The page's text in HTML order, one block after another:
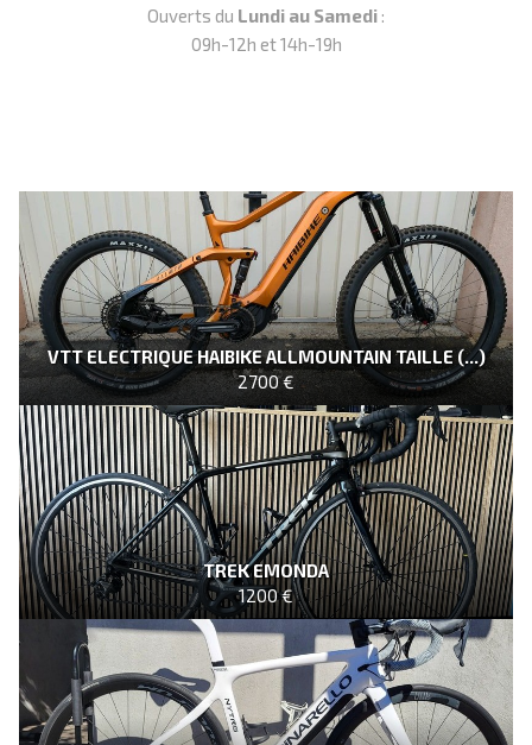
Ouverts du Lundi au Samedi :
09h-12h et 14h-19h
VTT ELECTRIQUE HAIBIKE ALLMOUNTAIN TAILLE (...)
2700 €
TREK EMONDA
1200 €